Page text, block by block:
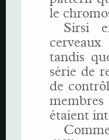
le
Sirsi
tandis
série de
de
étaient